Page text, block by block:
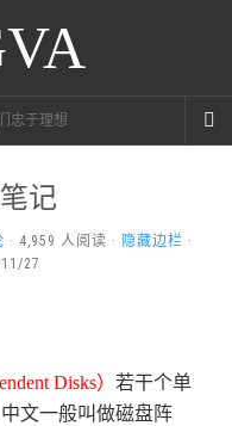
忠于理想
记
· 4,959 人阅读 · 隐藏边栏 ·
27
Disks） 若干个单
文一般叫做磁盘阵